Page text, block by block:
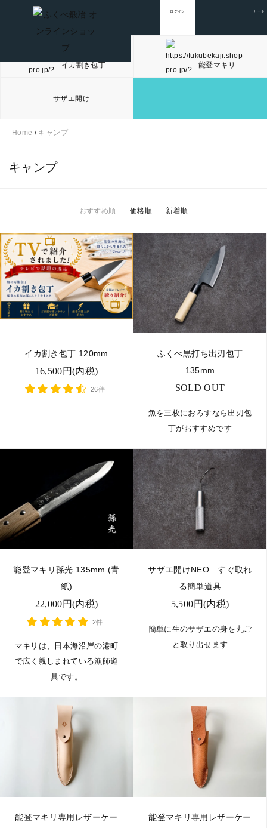
ログイン カート
イカ割き包丁 能登マキリ
サザエ開け
Home / キャンプ
キャンプ
おすすめ順 価格順 新着順
イカ割き包丁 120mm
16,500円(内税)
26件
ふくべ黒打ち出刃包丁
135mm
SOLD OUT
魚を三枚におろすなら出刃包
丁がおすすめです
能登マキリ孫光 135mm (青
紙)
22,000円(内税)
2件
マキリは、日本海沿岸の港町
で広く親しまれている漁師道
具です。
サザエ開けNEO すぐ取れ
る簡単道具
5,500円(内税)
簡単に生のサザエの身を丸ご
と取り出せます
能登マキリ専用レザーケー
能登マキリ専用レザーケー